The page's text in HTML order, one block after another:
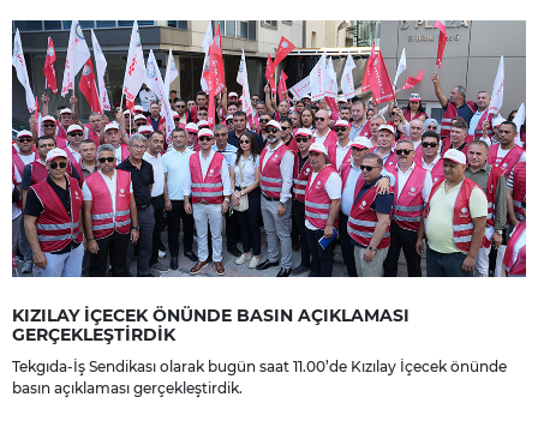
KIZILAY İÇECEK ÖNÜNDE BASIN AÇIKLAMASI
GERÇEKLEŞTİRDİK
Tekgıda-İş Sendikası olarak bugün saat 11.00’de Kızılay İçecek önünde
basın açıklaması gerçekleştirdik.